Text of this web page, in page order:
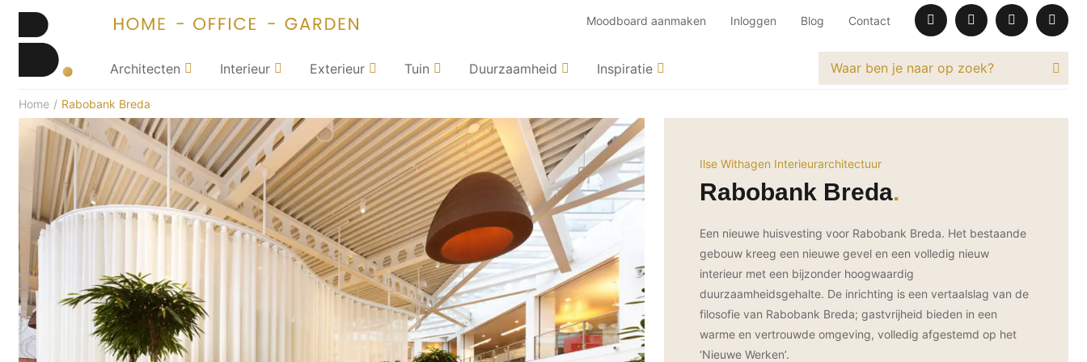
Moodboard aanmaken Inloggen Blog Contact
Architecten Interieur Exterieur Tuin Duurzaamheid Inspiratie
Home / Rabobank Breda
Ilse Withagen Interieurarchitectuur
Rabobank Breda
Een nieuwe huisvesting voor Rabobank Breda. Het bestaande
gebouw kreeg een nieuwe gevel en een volledig nieuw
interieur met een bijzonder hoogwaardig
duurzaamheidsgehalte. De inrichting is een vertaalslag van de
filosofie van Rabobank Breda; gastvrijheid bieden in een
warme en vertrouwde omgeving, volledig afgestemd op het
‘Nieuwe Werken’.